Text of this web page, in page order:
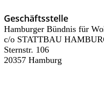
Geschäftsstelle
Hamburger Bündnis für
c/o STATTBAU
Sternstr. 106
20357 Hamburg